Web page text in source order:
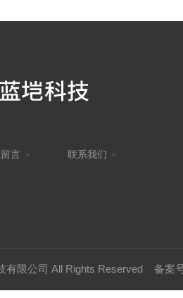
言 > 联系我们 >
有限公司 All Rights Reserved 备案